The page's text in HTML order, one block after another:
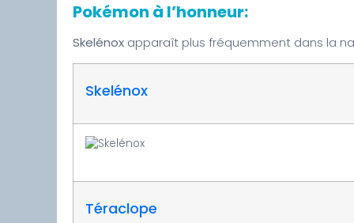
Pokémon à l’honneur:
Skelénox apparaît plus fréquemment dans la
Skelénox
Téraclope